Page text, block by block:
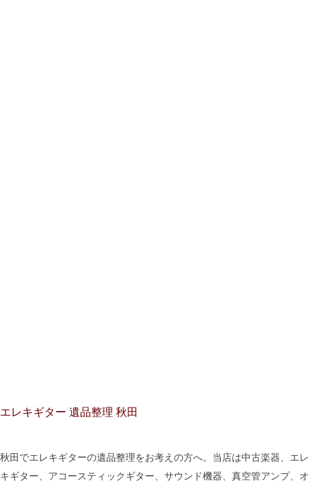
エレキギター 遺品整理 秋田
秋田でエレキギターの遺品整理をお考えの方へ。当店は中古楽器、エレ
キギター、アコースティックギター、サウンド機器、真空管アンプ、オ